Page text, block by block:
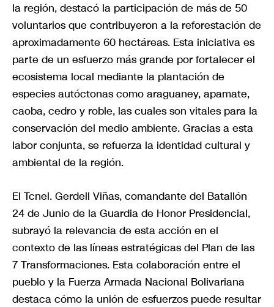
la región, destacó la participación de más de 50
voluntarios que contribuyeron a la reforestación de
aproximadamente 60 hectáreas. Esta iniciativa es
parte de un esfuerzo más grande por fortalecer el
ecosistema local mediante la plantación de
especies autóctonas como araguaney, apamate,
caoba, cedro y roble, las cuales son vitales para la
conservación del medio ambiente. Gracias a esta
labor conjunta, se refuerza la identidad cultural y
ambiental de la región.
El Tcnel. Gerdell Viñas, comandante del Batallón
24 de Junio de la Guardia de Honor Presidencial,
subrayó la relevancia de esta acción en el
contexto de las líneas estratégicas del Plan de las
7 Transformaciones. Esta colaboración entre el
pueblo y la Fuerza Armada Nacional Bolivariana
destaca cómo la unión de esfuerzos puede resultar